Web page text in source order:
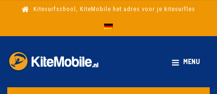
Kitesurfschool, KiteMobile het adres voor je kitesurfles
MENU